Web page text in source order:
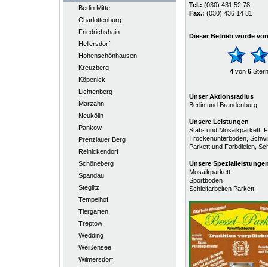
Berlin Mitte
Charlottenburg
Friedrichshain
Hellersdorf
Hohenschönhausen
Kreuzberg
Köpenick
Lichtenberg
Marzahn
Neukölln
Pankow
Prenzlauer Berg
Reinickendorf
Schöneberg
Spandau
Steglitz
Tempelhof
Tiergarten
Treptow
Wedding
Weißensee
Wilmersdorf
Tel.: (030) 431 52 78
Fax.: (030) 436 14 81
Dieser Betrieb wurde
4von 6
Unser Aktionsradius
Berlin und Brandenburg
Unsere Leistungen
Stab- und Mosaikparkett,
Trockenunterböden,
Parkett und Farbdielen,
Unsere
Mosaikparkett
Sportböden
Schleifarbeiten Parkett